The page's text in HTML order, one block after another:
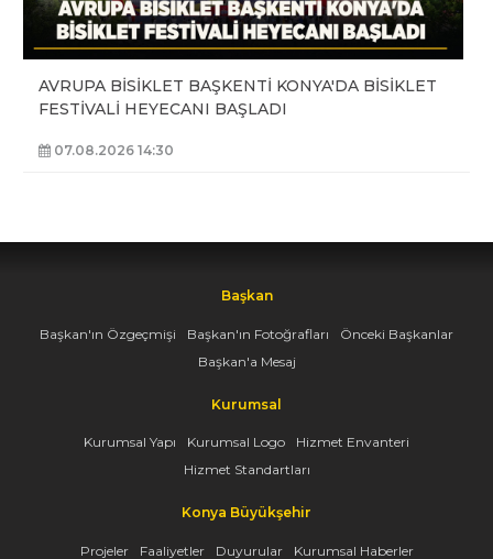
AVRUPA BİSİKLET BAŞKENTİ KONYA'DA BİSİKLET
FESTİVALİ HEYECANI BAŞLADI
07.08.2026 14:30
Başkan
Başkan'ın Özgeçmişi Başkan'ın Fotoğrafları
Önceki Başkanlar
Başkan'a Mesaj
Kurumsal
Kurumsal Yapı Kurumsal Logo
Hizmet Envanteri
Hizmet Standartları
Konya Büyükşehir
Projeler Faaliyetler Duyurular Kurumsal Haberler